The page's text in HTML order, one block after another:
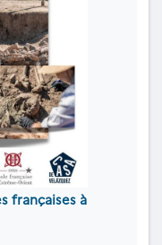
françaises à